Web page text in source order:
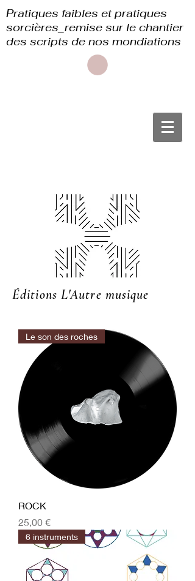
Pratiques faibles et pratiques
sorcières_remise sur le chantier
des scripts de nos mondiations
Éditions L'Autre musique
Le son des roches
ROCK
Prix
25,00 €
6 instruments